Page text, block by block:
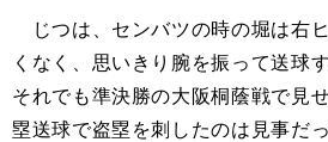
じつは、センバツの時の堀は右
くなく、思いきり腕を振って送球
それでも準決勝の大阪桐蔭戦で見
塁送球で盗塁を刺したのは見事だっ